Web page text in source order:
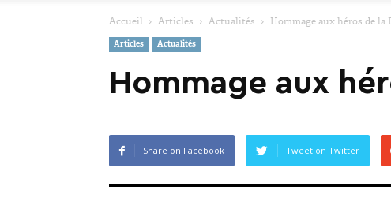
Accueil Articles Actualités Hommage aux héros de la
Articles Actualités
Hommage aux
Share on Facebook Tweet on Twitter